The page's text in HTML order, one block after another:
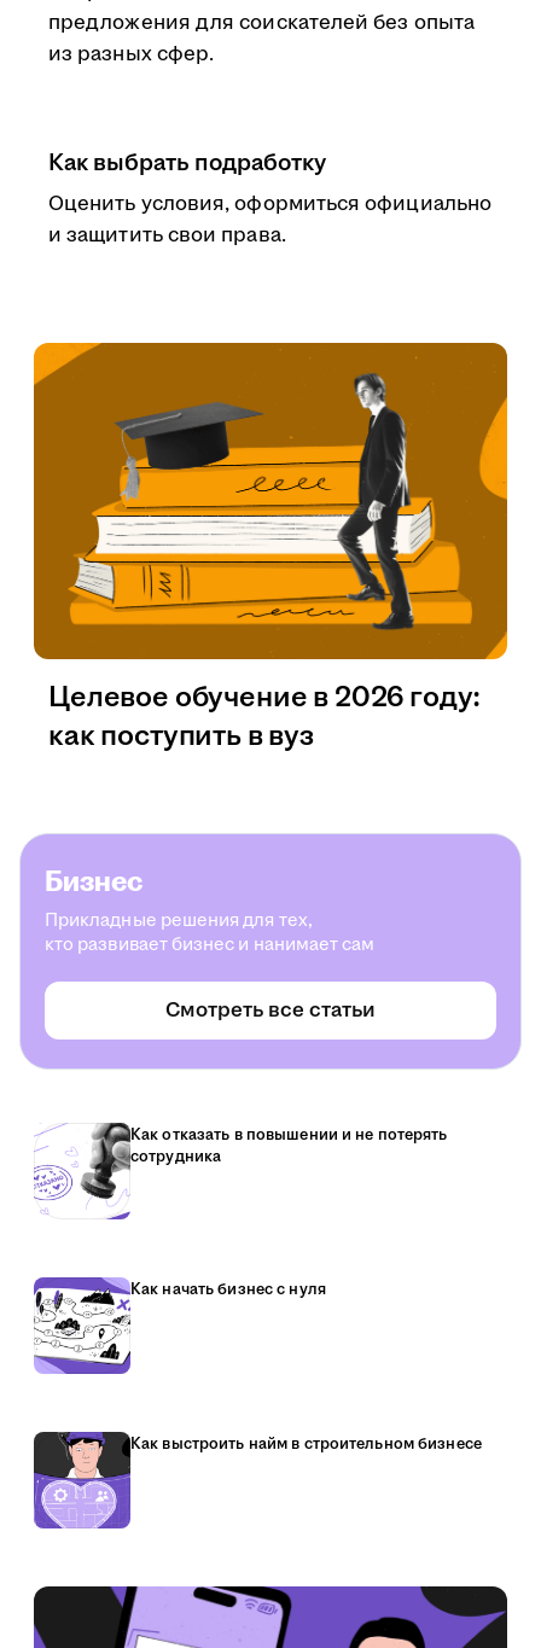
предложения для соискателей без опыта
из разных сфер.
Как выбрать подработку
Оценить условия, оформиться официально
и защитить свои права.
Целевое обучение в 2026 году:
как поступить в вуз
Бизнес
Прикладные решения для тех,
кто развивает бизнес и нанимает сам
Смотреть все статьи
Как отказать в повышении и не потерять
сотрудника
Как начать бизнес с нуля
Как выстроить найм в строительном бизнесе